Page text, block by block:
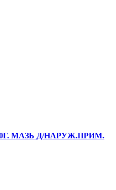
МАЗЬ Д/НАРУЖ.ПРИМ.